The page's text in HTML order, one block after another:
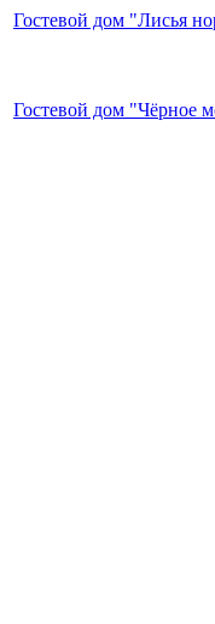
Гостевой дом "Лисья
Гостевой дом "Чёрное